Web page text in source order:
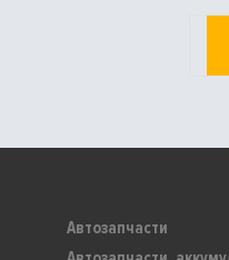
Автозапчасти